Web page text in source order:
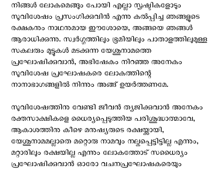
നിങ്ങള്‍ ലോകമെങ്ങും പോയി എല്ലാ സൃഷ്ടികളോടും
സുവിശേഷം പ്രസംഗിക്കുവിന്‍ എന്നു കല്‍പ്പിച്ച ഞങ്ങളുടെ
രക്ഷകനും നാഥനുമായ ഈശോയെ, അങ്ങയെ ഞങ്ങൾ
ആരാധിക്കുന്നു. സ്വര്‍ഗ്ഗത്തിലും ഭൂമിയിലും പാതാളത്തിലുമുള്ള
സകലരും മുട്ടുകള്‍ മടക്കുന്ന യേശുനാമത്തെ
പ്രഘോഷിക്കുവാന്‍, അഭിഷേകം നിറഞ്ഞ അനേകം
സുവിശേഷ പ്രഘോഷകരെ ലോകത്തിന്റെ
നാനാഭാഗങ്ങളിൽ നിന്നും അങ്ങ് ഉയർത്തണമേ.
സുവിശേഷത്തിനു വേണ്ടി ജീവന്‍ ത്യജിക്കുവാന്‍ അനേകം
രക്തസാക്ഷികളെ ധൈര്യപ്പെടുത്തിയ പരിശുദ്ധാത്മാവേ,
ആകാശത്തിനു കീഴെ മനുഷ്യരുടെ രക്ഷയ്ക്കായി,
യേശുനാമമല്ലാതെ മറ്റൊരു നാമവും നല്കപ്പെട്ടിട്ടില്ല എന്നും,
മറ്റാരിലും രക്ഷയില്ല എന്നും ലോകത്തോട്‌ സധൈര്യം
പ്രഘോഷിക്കുവാന്‍ ഓരോ വചനപ്രഘോഷകരെയും